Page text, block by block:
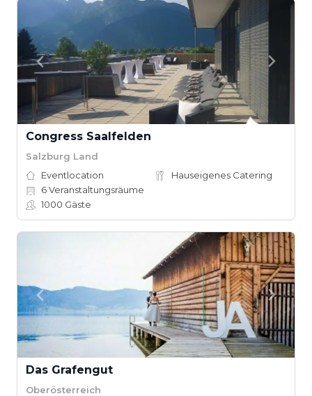
Congress Saalfelden
Salzburg Land
Eventlocation
Hauseigenes Catering
6Veranstaltungsräume
1000 Gäste
Das Grafengut
Oberösterreich